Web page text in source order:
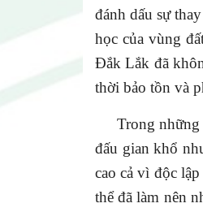
đánh dấu sự
học của vùng
Đắk Lắk đã
thời bảo tồn và
Trong những
đấu gian khổ
cao cả vì độc
thể đã làm nên